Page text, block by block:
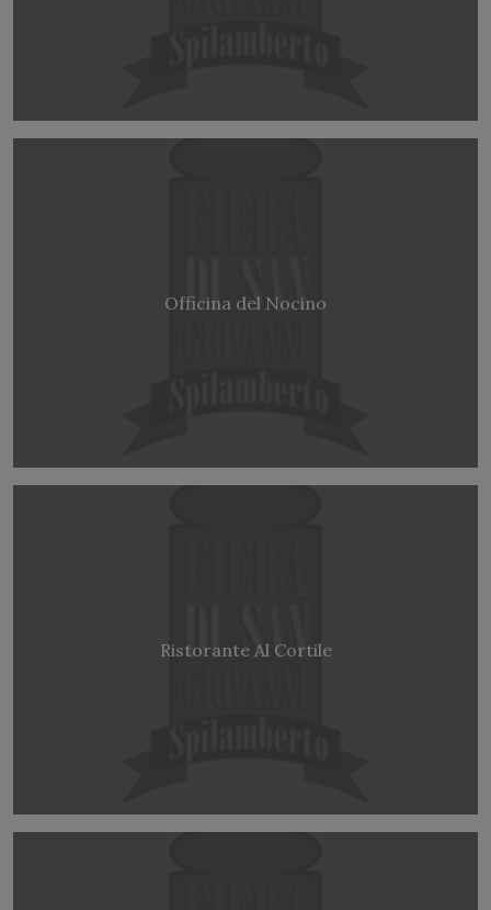
Officina del Nocino
Ristorante Al Cortile